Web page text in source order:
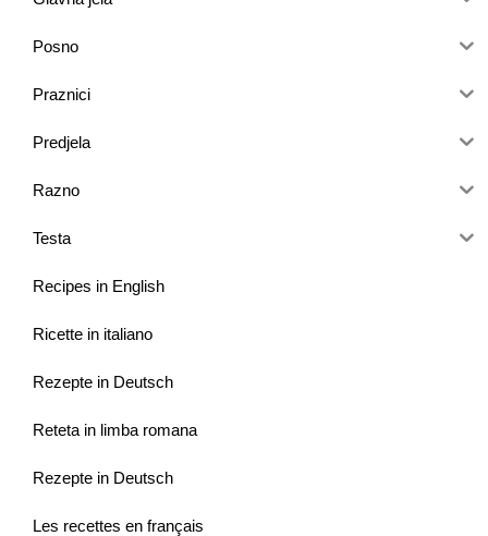
Posno
Praznici
Predjela
Razno
Testa
Recipes in English
Ricette in italiano
Rezepte in Deutsch
Reteta in limba romana
Rezepte in Deutsch
Les recettes en français